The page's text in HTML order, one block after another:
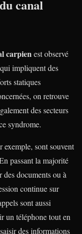
canal
carpienest observé
impliquent des
statiques
on retrouve
des secteurs
syndrome.
sont souvent
passant la majorité
documents ou à
continue sur
sont aussi
un téléphone tout en
des informations